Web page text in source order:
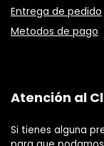
Entrega de pedido
Metodos de pago
Atención al
Si tienes alguna